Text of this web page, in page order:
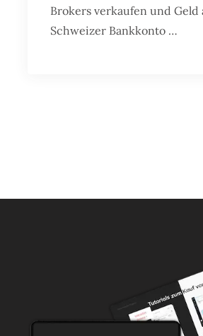
Brokers verkaufen und Geld
Schweizer Bankkonto …